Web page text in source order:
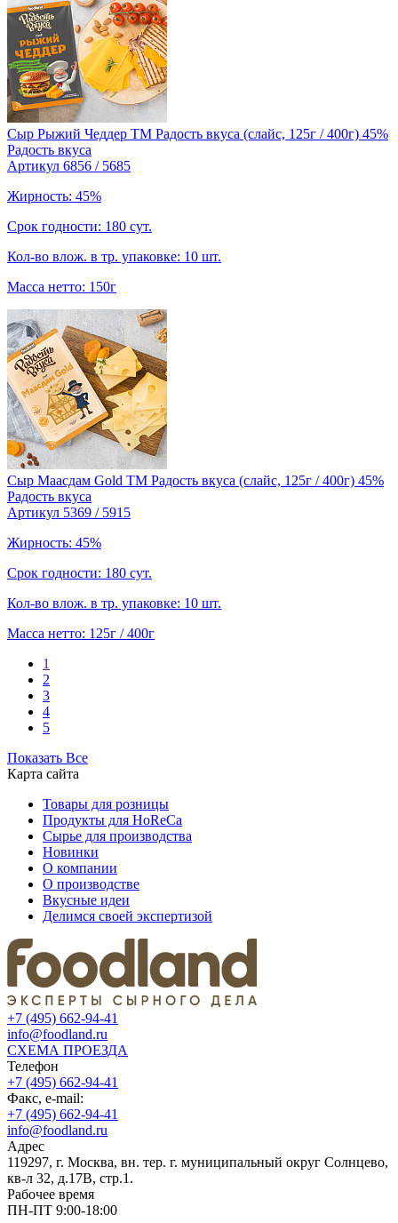
Сыр Рыжий Чеддер TM Радость вкуса (слайс, 125г / 400г) 45%
Радость вкуса
Артикул 6856 / 5685
Жирность: 45%
Срок годности: 180 сут.
Кол-во влож. в тр. упаковке: 10 шт.
Масса нетто: 150г
Сыр Маасдам Gold TM Радость вкуса (слайс, 125г / 400г) 45%
Радость вкуса
Артикул 5369 / 5915
Жирность: 45%
Срок годности: 180 сут.
Кол-во влож. в тр. упаковке: 10 шт.
Масса нетто: 125г / 400г
1
2
3
4
5
Показать Все
Карта сайта
Товары для розницы
Продукты для HoReCa
Сырье для производства
Новинки
О компании
О производстве
Вкусные идеи
Делимся своей экспертизой
+7 (495) 662-94-41
info@foodland.ru
СХЕМА ПРОЕЗДА
Телефон
+7 (495) 662-94-41
Факс, e-mail:
+7 (495) 662-94-41
info@foodland.ru
Адрес
119297, г. Москва, вн. тер. г. муниципальный округ Солнцево,
кв-л 32, д.17В, стр.1.
Рабочее время
ПН-ПТ 9:00-18:00